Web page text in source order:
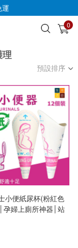
0
查看
預設排序
小便紙尿杯(粉紅色
孕婦上廁所神器│站